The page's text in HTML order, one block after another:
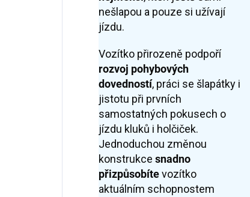
nešlapou a pouze si užívají
jízdu.
Vozítko přirozeně podpoří
rozvoj pohybových
dovedností, práci se šlapátky i
jistotu při prvních
samostatných pokusech o
jízdu kluků i holčiček.
Jednoduchou změnou
konstrukce snadno
přizpůsobítevozítko
aktuálním schopnostem